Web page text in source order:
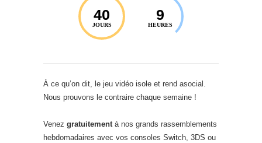
40
JOURS
9
HEURES
À ce qu’on dit, le jeu vidéo isole et rend asocial.
Nous prouvons le contraire chaque semaine !
Venez gratuitementà nos grands rassemblements
hebdomadaires avec vos consoles Switch, 3DS ou